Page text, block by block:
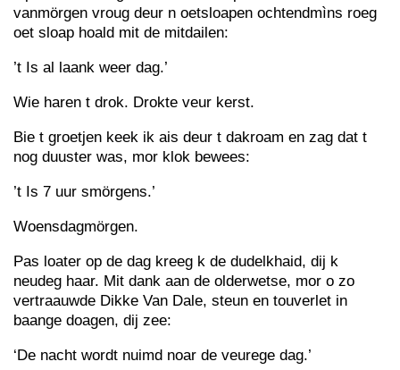
vanmörgen vroug deur n oetsloapen ochtendmìns roeg
oet sloap hoald mit de mitdailen:
’t Is al laank weer dag.’
Wie haren t drok. Drokte veur kerst.
Bie t groetjen keek ik ais deur t dakroam en zag dat t
nog duuster was, mor klok bewees:
’t Is 7 uur smörgens.’
Woensdagmörgen.
Pas loater op de dag kreeg k de dudelkhaid, dij k
neudeg haar. Mit dank aan de olderwetse, mor o zo
vertraauwde Dikke Van Dale, steun en touverlet in
baange doagen, dij zee:
‘De nacht wordt nuimd noar de veurege dag.’